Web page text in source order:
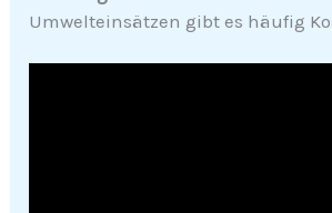
Umwelteinsätzen gibt es häufig